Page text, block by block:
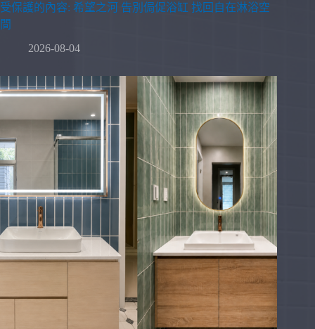
受保護的內容: 希望之河 告別侷促浴缸 找回自在淋浴空
間
2026-08-04